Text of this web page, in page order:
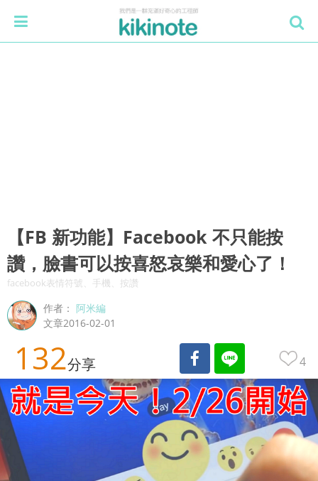
【FB 新功能】Facebook 不只能按
讚，臉書可以按喜怒哀樂和愛心了！
facebook表情符號、手機、按讚
作者： 阿米編
文章2016-02-01
132分享 4